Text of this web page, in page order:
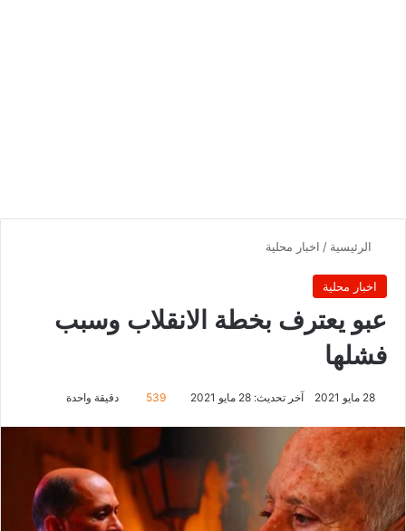
الرئيسية / اخبار محلية
اخبار محلية
عبو يعترف بخطة الانقلاب وسبب
فشلها
28 مايو 2021 آخر تحديث: 28 مايو 2021 539 دقيقة واحدة